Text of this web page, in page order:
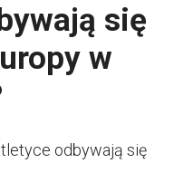
się
w
odbywają się